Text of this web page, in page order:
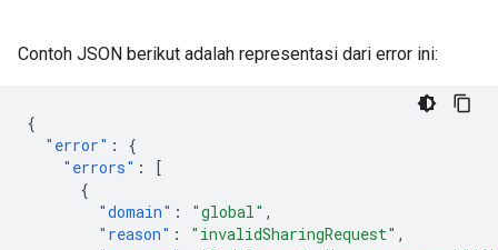
Contoh JSON berikut adalah representasi dari error ini:
{
"error" :
{
"errors" :
[
{
"domain" : "global" ,
"reason" : "invalidSharingRequest" ,